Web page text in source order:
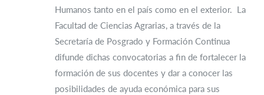
Humanos tanto en el país como en el exterior. La
Facultad de Ciencias Agrarias, a través de la
Secretaría de Posgrado y Formación Continua
difunde dichas convocatorias a fin de fortalecer la
formación de sus docentes y dar a conocer las
posibilidades de ayuda económica para sus